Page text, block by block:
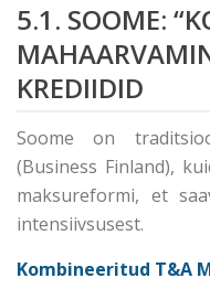
5.1. SOOME:
KREDIIDID
Soome on
(Business Finland),
maksureformi, et
intensiivsusest.
Kombineeritud T&A